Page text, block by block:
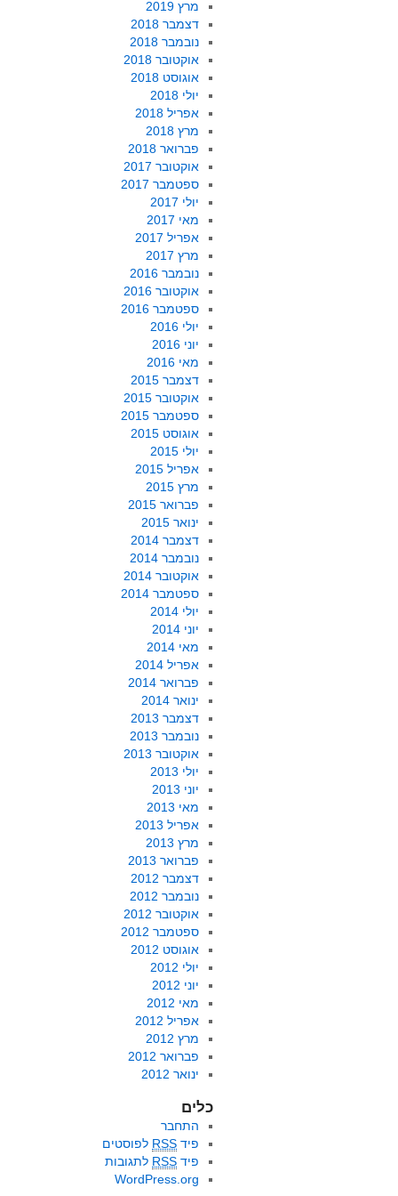
מרץ 2019
דצמבר 2018
נובמבר 2018
אוקטובר 2018
אוגוסט 2018
יולי 2018
אפריל 2018
מרץ 2018
פברואר 2018
אוקטובר 2017
ספטמבר 2017
יולי 2017
מאי 2017
אפריל 2017
מרץ 2017
נובמבר 2016
אוקטובר 2016
ספטמבר 2016
יולי 2016
יוני 2016
מאי 2016
דצמבר 2015
אוקטובר 2015
ספטמבר 2015
אוגוסט 2015
יולי 2015
אפריל 2015
מרץ 2015
פברואר 2015
ינואר 2015
דצמבר 2014
נובמבר 2014
אוקטובר 2014
ספטמבר 2014
יולי 2014
יוני 2014
מאי 2014
אפריל 2014
פברואר 2014
ינואר 2014
דצמבר 2013
נובמבר 2013
אוקטובר 2013
יולי 2013
יוני 2013
מאי 2013
אפריל 2013
מרץ 2013
פברואר 2013
דצמבר 2012
נובמבר 2012
אוקטובר 2012
ספטמבר 2012
אוגוסט 2012
יולי 2012
יוני 2012
מאי 2012
אפריל 2012
מרץ 2012
פברואר 2012
ינואר 2012
כלים
התחבר
פיד RSS לפוסטים
פיד RSS לתגובות
WordPress.org